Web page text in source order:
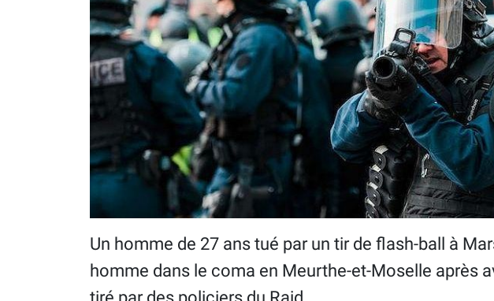
Un homme de 27 ans tué par un tir de flash-ball à
homme dans le coma en Meurthe-et-Moselle après